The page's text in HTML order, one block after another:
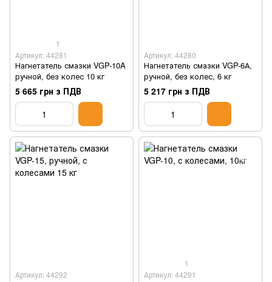
1
Артикул: 44281
Нагнетатель смазки VGP-10A
ручной, без колес 10 кг
5 665 грн з ПДВ
Артикул: 44280
Нагнетатель смазки VGP-6А,
ручной, без колес, 6 кг
5 217 грн з ПДВ
Артикул: 44292
1
Артикул: 44291